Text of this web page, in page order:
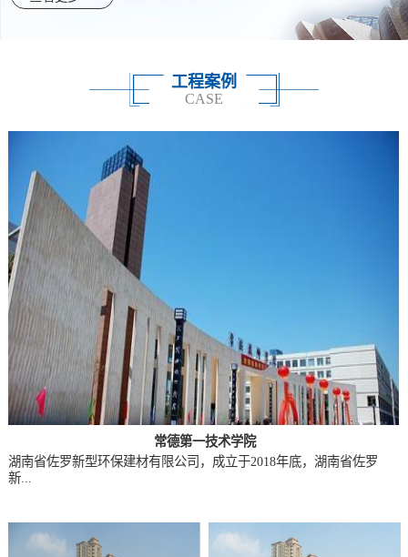
工程案例
CASE
常德第一技术学院
湖南省佐罗新型环保建材有限公司，成立于2018年底，湖南省佐罗
新...